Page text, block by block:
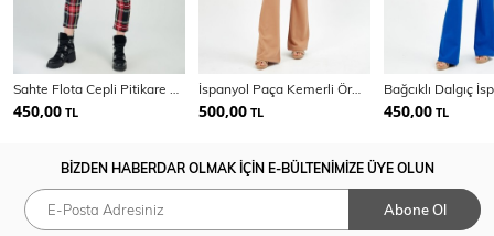
450,00 TL
İspanyol Paça Kemerli Örme Kumaş Pantolon Pnt32439
500,00 TL 450,00 TL
BİZDEN HABERDAR OLMAK İÇİN E-BÜLTENİMİZE ÜYE OLUN
Abone Ol